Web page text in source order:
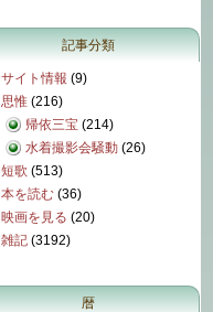
記事分類
サイト情報 (9)
思惟 (216)
帰依三宝 (214)
水着撮影会騒動 (26)
短歌 (513)
本を読む (36)
映画を見る (20)
雑記 (3192)
暦